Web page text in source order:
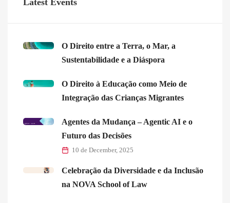
O Direito entre a Terra, o Mar, a
Sustentabilidade e a Diáspora
O Direito à Educação como Meio de
Integração das Crianças Migrantes
Agentes da Mudança – Agentic AI e o
Futuro das Decisões
10 de December, 2025
Celebração da Diversidade e da Inclusão
na NOVA School of Law